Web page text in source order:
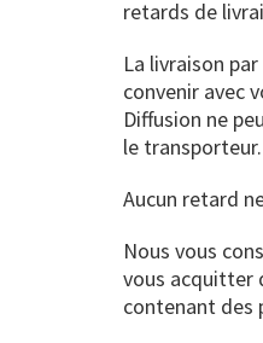
retards de
La livraison
convenir avec
Diffusion ne
le transporteur.
Aucun retard
Nous vous
vous acquitter
contenant des